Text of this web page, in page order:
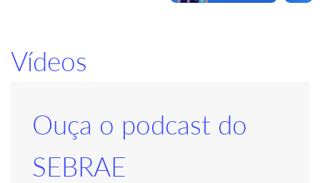
Vídeos
Ouça o podcast do
SEBRAE